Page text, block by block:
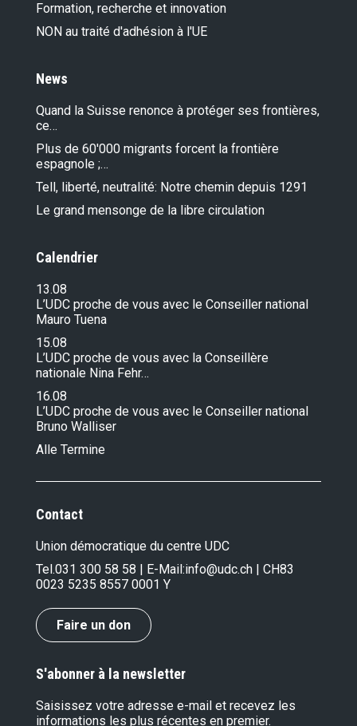
Formation, recherche et innovation
NON au traité d'adhésion à l'UE
News
Quand la Suisse renonce à protéger ses frontières,
ce…
Plus de 60'000 migrants forcent la frontière
espagnole ;…
Tell, liberté, neutralité: Notre chemin depuis 1291
Le grand mensonge de la libre circulation
Calendrier
13.08
L’UDC proche de vous avec le Conseiller national
Mauro Tuena
15.08
L’UDC proche de vous avec la Conseillère
nationale Nina Fehr…
16.08
L’UDC proche de vous avec le Conseiller national
Bruno Walliser
Alle Termine
Contact
Union démocratique du centre UDC
Tel.031 300 58 58 | E-Mail:info@udc.ch | CH83
0023 5235 8557 0001 Y
Faire un don
S'abonner à la newsletter
Saisissez votre adresse e-mail et recevez les
informations les plus récentes en premier.